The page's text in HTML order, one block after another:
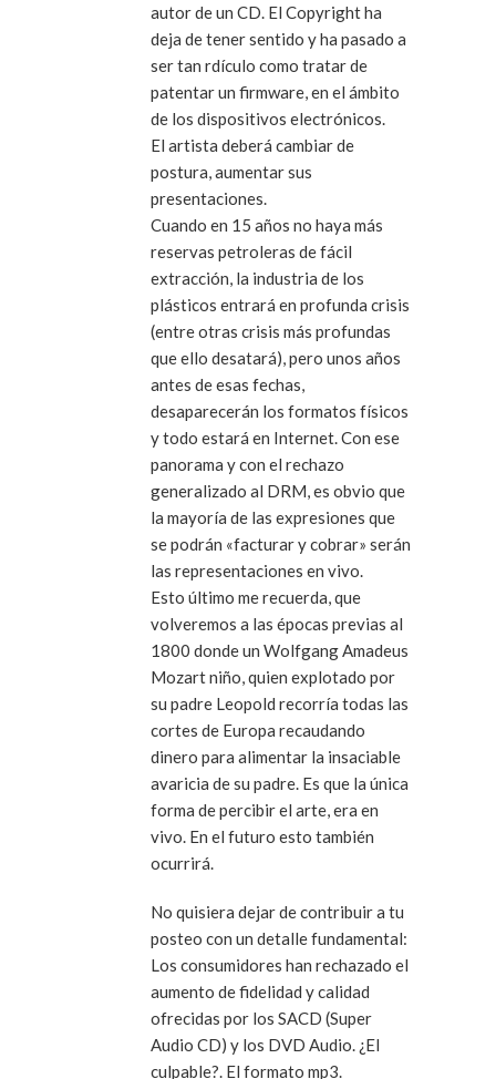
autor de un CD. El Copyright ha
deja de tener sentido y ha pasado a
ser tan rdículo como tratar de
patentar un firmware, en el ámbito
de los dispositivos electrónicos.
El artista deberá cambiar de
postura, aumentar sus
presentaciones.
Cuando en 15 años no haya más
reservas petroleras de fácil
extracción, la industria de los
plásticos entrará en profunda crisis
(entre otras crisis más profundas
que ello desatará), pero unos años
antes de esas fechas,
desaparecerán los formatos físicos
y todo estará en Internet. Con ese
panorama y con el rechazo
generalizado al DRM, es obvio que
la mayoría de las expresiones que
se podrán «facturar y cobrar» serán
las representaciones en vivo.
Esto último me recuerda, que
volveremos a las épocas previas al
1800 donde un Wolfgang Amadeus
Mozart niño, quien explotado por
su padre Leopold recorría todas las
cortes de Europa recaudando
dinero para alimentar la insaciable
avaricia de su padre. Es que la única
forma de percibir el arte, era en
vivo. En el futuro esto también
ocurrirá.
No quisiera dejar de contribuir a tu
posteo con un detalle fundamental:
Los consumidores han rechazado el
aumento de fidelidad y calidad
ofrecidas por los SACD (Super
Audio CD) y los DVD Audio. ¿El
culpable?. El formato mp3.